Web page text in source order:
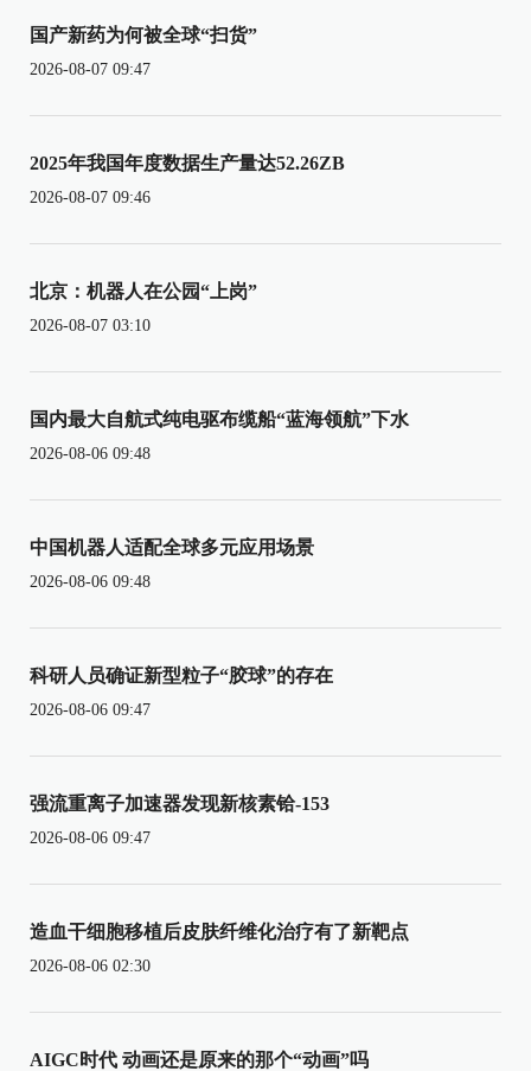
国产新药为何被全球“扫货”
2026-08-07 09:47
2025年我国年度数据生产量达52.26ZB
2026-08-07 09:46
北京：机器人在公园“上岗”
2026-08-07 03:10
国内最大自航式纯电驱布缆船“蓝海领航”下水
2026-08-06 09:48
中国机器人适配全球多元应用场景
2026-08-06 09:48
科研人员确证新型粒子“胶球”的存在
2026-08-06 09:47
强流重离子加速器发现新核素铪-153
2026-08-06 09:47
造血干细胞移植后皮肤纤维化治疗有了新靶点
2026-08-06 02:30
AIGC时代 动画还是原来的那个“动画”吗